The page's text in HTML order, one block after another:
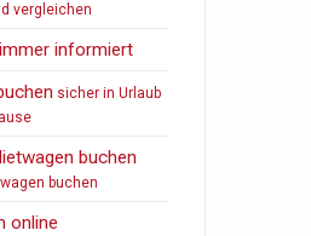
vergleichen
informiert
sicher in Urlaub
buchen
buchen
online